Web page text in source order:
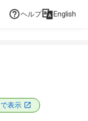
ヘルプ English
表示